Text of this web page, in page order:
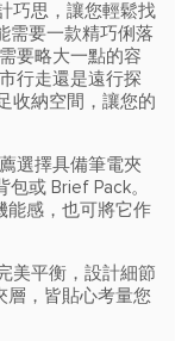
巧思，讓您輕鬆找
需要一款精巧俐落
要略大一點的容
行走還是遠行探
收納空間，讓您的
選擇具備筆電夾
或 Brief Pack。
能感，也可將它作
美平衡，設計細節
層，皆貼心考量您